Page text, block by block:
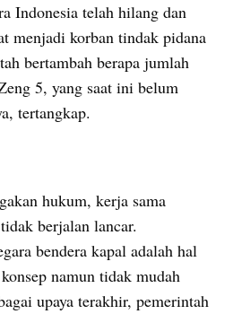
Indonesia telah hilang dan
menjadi korban tindak pidana
bertambah berapa jumlah
5, yang saat ini belum
tertangkap.
hukum, kerja sama
berjalan lancar.
bendera kapal adalah hal
namun tidak mudah
upaya terakhir, pemerintah